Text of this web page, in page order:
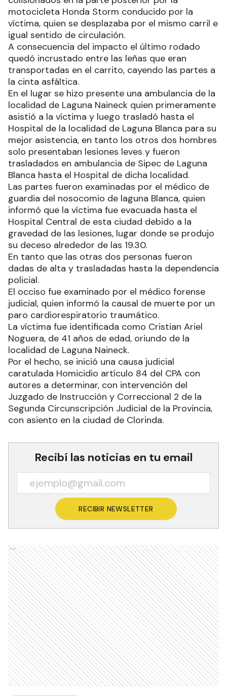
motocicleta Honda Storm conducido por la
víctima, quien se desplazaba por el mismo carril e
igual sentido de circulación.
A consecuencia del impacto el último rodado
quedó incrustado entre las leñas que eran
transportadas en el carrito, cayendo las partes a
la cinta asfáltica.
En el lugar se hizo presente una ambulancia de la
localidad de Laguna Naineck quien primeramente
asistió a la víctima y luego trasladó hasta el
Hospital de la localidad de Laguna Blanca para su
mejor asistencia, en tanto los otros dos hombres
solo presentaban lesiones leves y fueron
trasladados en ambulancia de Sipec de Laguna
Blanca hasta el Hospital de dicha localidad.
Las partes fueron examinadas por el médico de
guardia del nosocomio de laguna Blanca, quien
informó que la víctima fue evacuada hasta el
Hospital Central de esta ciudad debido a la
gravedad de las lesiones, lugar donde se produjo
su deceso alrededor de las 19.30.
En tanto que las otras dos personas fueron
dadas de alta y trasladadas hasta la dependencia
policial.
El occiso fue examinado por el médico forense
judicial, quien informó la causal de muerte por un
paro cardiorespiratorio traumático.
La víctima fue identificada como Cristian Ariel
Noguera, de 41 años de edad, oriundo de la
localidad de Laguna Naineck.
Por el hecho, se inició una causa judicial
caratulada Homicidio artículo 84 del CPA con
autores a determinar, con intervención del
Juzgado de Instrucción y Correccional 2 de la
Segunda Circunscripción Judicial de la Provincia,
con asiento en la ciudad de Clorinda.
Recibí las noticias en tu email
RECIBIR NEWSLETTER
Ads